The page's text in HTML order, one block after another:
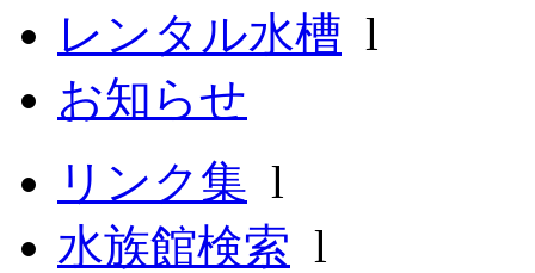
レンタル水槽 l
お知らせ
リンク集 l
水族館検索 l